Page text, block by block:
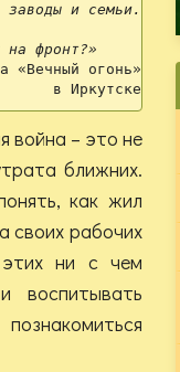
заводы и семьи.
фронт?»
«Вечный огонь»
война – это не
ближних.
как жил
своих рабочих
ни с чем
воспитывать